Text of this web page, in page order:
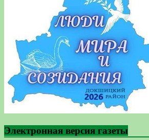
Электронная версия газеты